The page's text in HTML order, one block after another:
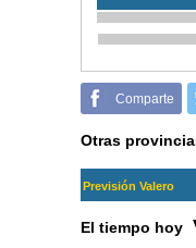
Comparte
Otras
Previsión Valero
El tiempo hoy